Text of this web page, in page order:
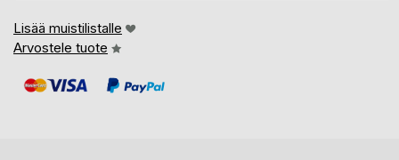
Lisää muistilistalle
Arvostele tuote